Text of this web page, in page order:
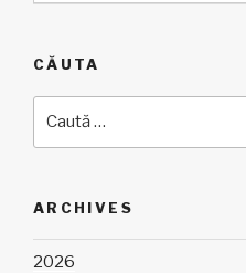
CĂUTA
ARCHIVES
2026